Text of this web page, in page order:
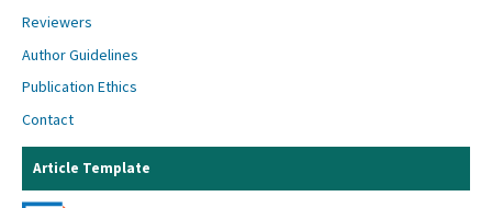
Reviewers
Author Guidelines
Publication Ethics
Contact
Article Template